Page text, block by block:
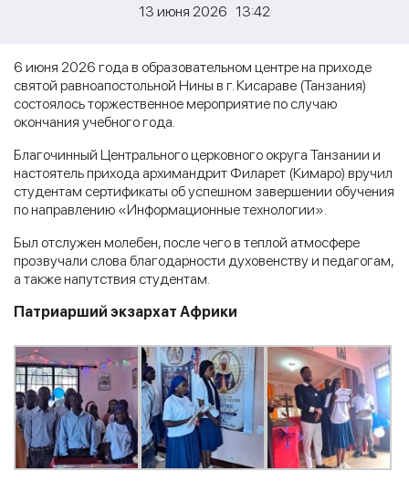
13 июня 2026 13:42
6 июня 2026 года в образовательном центре на приходе
святой равноапостольной Нины в г. Кисараве (Танзания)
состоялось торжественное мероприятие по случаю
окончания учебного года.
Благочинный Центрального церковного округа Танзании и
настоятель прихода архимандрит Филарет (Кимаро) вручил
студентам сертификаты об успешном завершении обучения
по направлению «Информационные технологии».
Был отслужен молебен, после чего в теплой атмосфере
прозвучали слова благодарности духовенству и педагогам,
а также напутствия студентам.
Патриарший экзархат Африки